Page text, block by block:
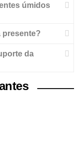
úmidos
presente?
da